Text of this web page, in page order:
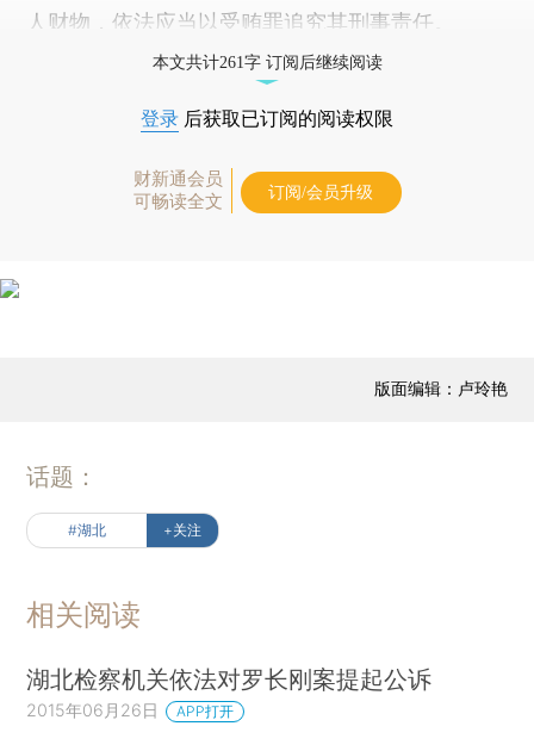
人财物，依法应当以受贿罪追究其刑事责任。
本文共计261字 订阅后继续阅读
登录 后获取已订阅的阅读权限
财新通会员
可畅读全文
订阅/会员升级
版面编辑：卢玲艳
话题：
#湖北 +关注
相关阅读
湖北检察机关依法对罗长刚案提起公诉
2015年06月26日 APP打开